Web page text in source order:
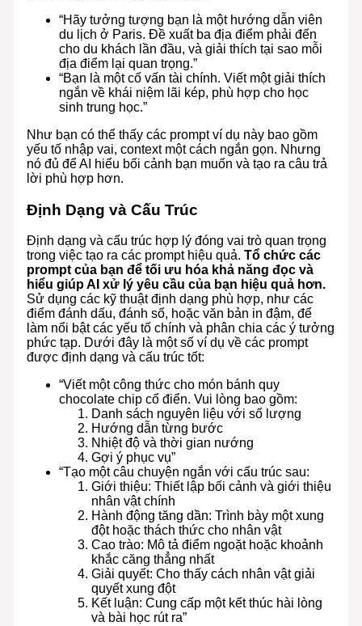
“Hãy tưởng tượng bạn là một hướng dẫn viên
du lịch ở Paris. Đề xuất ba địa điểm phải đến
cho du khách lần đầu, và giải thích tại sao mỗi
địa điểm lại quan trọng.”
“Bạn là một cố vấn tài chính. Viết một giải thích
ngắn về khái niệm lãi kép, phù hợp cho học
sinh trung học.”
Như bạn có thể thấy các prompt ví dụ này bao gồm
yếu tố nhập vai, context một cách ngắn gọn. Nhưng
nó đủ để AI hiểu bối cảnh bạn muốn và tạo ra câu trả
lời phù hợp hơn.
Định Dạng và Cấu Trúc
Định dạng và cấu trúc hợp lý đóng vai trò quan trọng
trong việc tạo ra các prompt hiệu quả. Tổ chức các
prompt của bạn để tối ưu hóa khả năng đọc và
hiểu giúp AI xử lý yêu cầu của bạn hiệu quả hơn.
Sử dụng các kỹ thuật định dạng phù hợp, như các
điểm đánh dấu, đánh số, hoặc văn bản in đậm, để
làm nổi bật các yếu tố chính và phân chia các ý tưởng
phức tạp. Dưới đây là một số ví dụ về các prompt
được định dạng và cấu trúc tốt:
“Viết một công thức cho món bánh quy
chocolate chip cổ điển. Vui lòng bao gồm:
Danh sách nguyên liệu với số lượng
Hướng dẫn từng bước
Nhiệt độ và thời gian nướng
Gợi ý phục vụ”
“Tạo một câu chuyện ngắn với cấu trúc sau:
Giới thiệu: Thiết lập bối cảnh và giới thiệu
nhân vật chính
Hành động tăng dần: Trình bày một xung
đột hoặc thách thức cho nhân vật
Cao trào: Mô tả điểm ngoặt hoặc khoảnh
khắc căng thẳng nhất
Giải quyết: Cho thấy cách nhân vật giải
quyết xung đột
Kết luận: Cung cấp một kết thúc hài lòng
và bài học rút ra”